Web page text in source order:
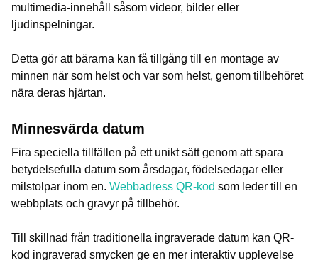
multimedia-innehåll såsom videor, bilder eller
ljudinspelningar.
Detta gör att bärarna kan få tillgång till en montage av
minnen när som helst och var som helst, genom tillbehöret
nära deras hjärtan.
Minnesvärda datum
Fira speciella tillfällen på ett unikt sätt genom att spara
betydelsefulla datum som årsdagar, födelsedagar eller
milstolpar inom en. Webbadress QR-kod som leder till en
webbplats och gravyr på tillbehör.
Till skillnad från traditionella ingraverade datum kan QR-
kod ingraverad smycken ge en mer interaktiv upplevelse